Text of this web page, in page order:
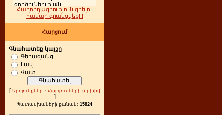
Հաղորդագրություն գրելու
համար գրանցվեք!!!
Հարցում
Գնահատեք կայքը
Գերազանց
Լավ
Վատ
[ Արդյունքներ · Հարցումների արխիվ
]
Պատասխաների քանակ: 15824